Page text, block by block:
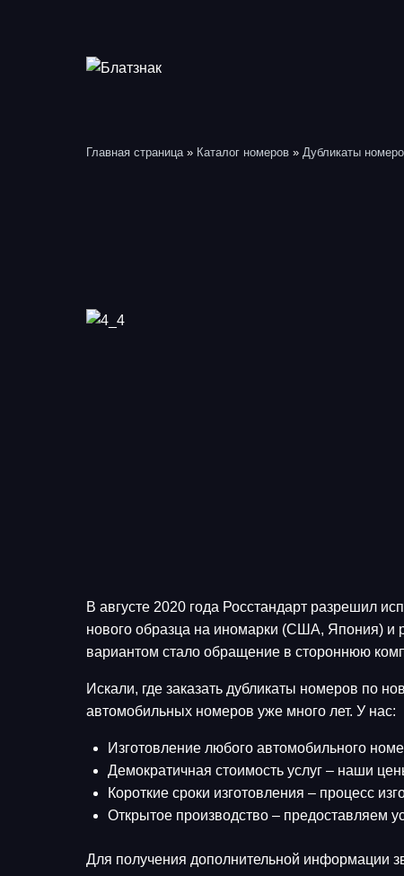
содержимому
Главная страница» Каталог номеров » Дубликаты
В августе 2020 года Росстандарт разрешил
нового образца на иномарки (США, Япония) и
вариантом стало обращение в стороннюю
Искали, где заказать дубликаты номеров по
автомобильных номеров уже много лет. У нас:
Изготовление любого автомобильного
Демократичная стоимость услуг – наши
Короткие сроки изготовления – процесс
Открытое производство – предоставляем
Для получения дополнительной информации